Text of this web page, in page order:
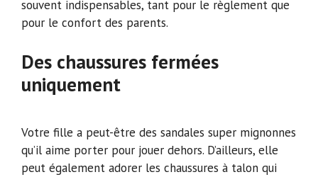
souvent indispensables, tant pour le règlement que
pour le confort des parents.
Des chaussures fermées
uniquement
Votre fille a peut-être des sandales super mignonnes
qu’il aime porter pour jouer dehors. D’ailleurs, elle
peut également adorer les chaussures à talon qui